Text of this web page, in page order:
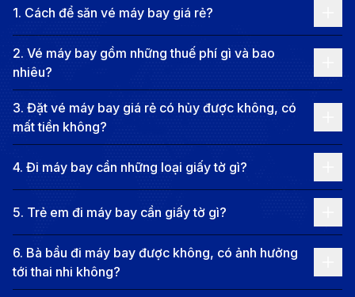
thu hút du khách với các công trình kiến trúc độc đáo
như cầu Rồng, cầu Tình Yêu, và những di tích lịch sử
quan trọng như Ngũ Hành Sơn, bảo tàng Chăm.
Thành phố này cũng là cửa ngõ để du khách khám
phá các điểm đến nổi tiếng như Hội An, Huế và Ba Na
Hills. Với sự phát triển nhanh chóng về cơ sở hạ tầng,
Đà Nẵng đang trở thành một điểm du lịch lý tưởng
cho mọi du khách.
Thông tin chặng bay từ Thượng Hải
đi Đà Nẵng
Các chặng bay phổ biến từ Thượng Hải đi
1. Cách để săn vé máy bay giá rẻ?
2. Vé máy bay gồm những thuế phí gì và bao
nhiêu?
3. Đặt vé máy bay giá rẻ có hủy được không, có
mất tiền không?
4. Đi máy bay cần những loại giấy tờ gì?
5. Trẻ em đi máy bay cần giấy tờ gì?
6. Bà bầu đi máy bay được không, có ảnh hưởng
tới thai nhi không?